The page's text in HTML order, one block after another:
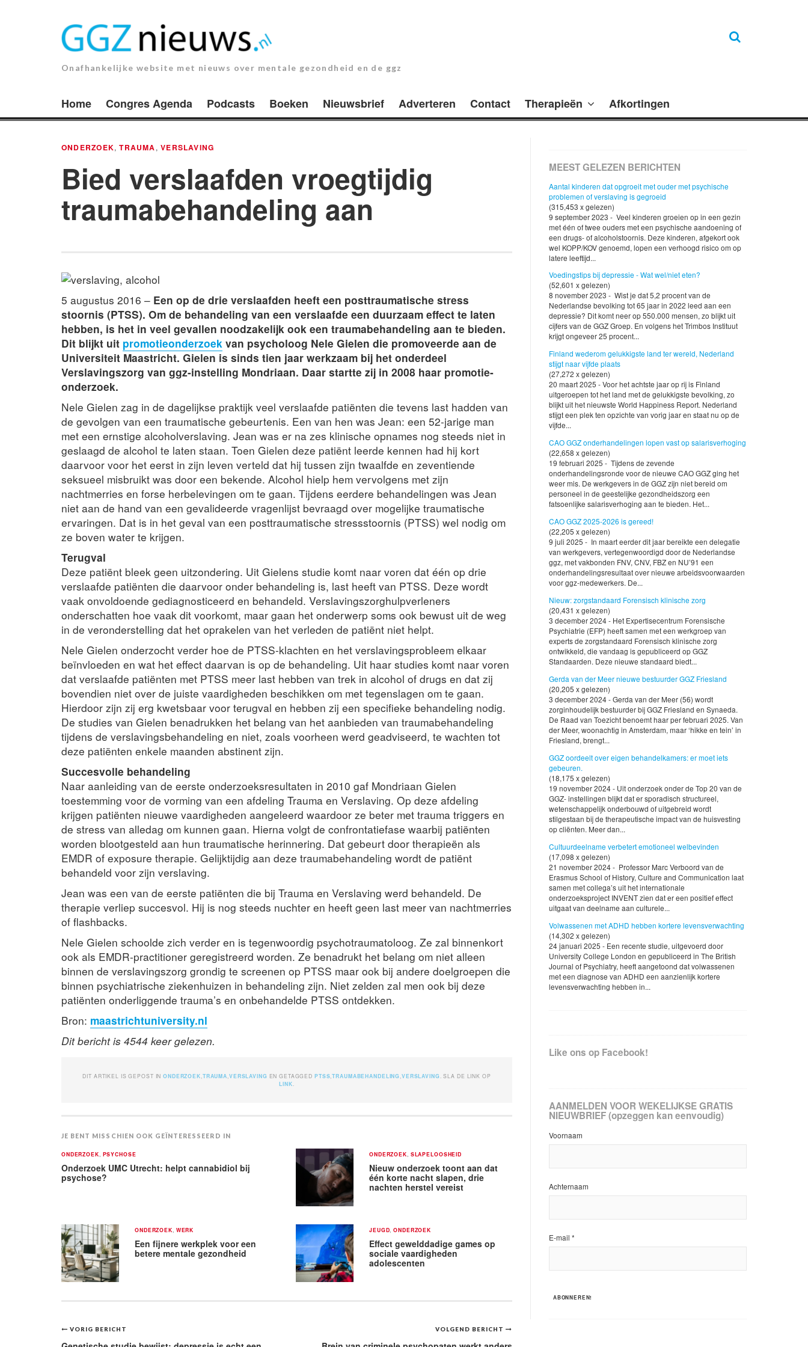
Onafhankelijke website met nieuws over mentale gezondheid en de ggz
Home Congres Agenda Podcasts Boeken Nieuwsbrief Adverteren Contact Therapieën Afkortingen
ONDERZOEK,TRAUMA ,VERSLAVING
Bied verslaafden vroegtijdig
traumabehandeling aan
5 augustus 2016 – Een op de drie verslaafden heeft een posttraumatische stress
stoornis (PTSS). Om de behandeling van een verslaafde een duurzaam effect te laten
hebben, is het in veel gevallen noodzakelijk ook een traumabehandeling aan te bieden.
Dit blijkt uit promotieonderzoek van psycholoog Nele Gielen die promoveerde aan de
Universiteit Maastricht. Gielen is sinds tien jaar werkzaam bij het onderdeel
Verslavingszorg van ggz-instelling Mondriaan. Daar startte zij in 2008 haar promotie-
onderzoek.
Nele Gielen zag in de dagelijkse praktijk veel verslaafde patiënten die tevens last hadden van
de gevolgen van een traumatische gebeurtenis. Een van hen was Jean: een 52-jarige man
met een ernstige alcoholverslaving. Jean was er na zes klinische opnames nog steeds niet in
geslaagd de alcohol te laten staan. Toen Gielen deze patiënt leerde kennen had hij kort
daarvoor voor het eerst in zijn leven verteld dat hij tussen zijn twaalfde en zeventiende
seksueel misbruikt was door een bekende. Alcohol hielp hem vervolgens met zijn
nachtmerries en forse herbelevingen om te gaan. Tijdens eerdere behandelingen was Jean
niet aan de hand van een gevalideerde vragenlijst bevraagd over mogelijke traumatische
ervaringen. Dat is in het geval van een posttraumatische stressstoornis (PTSS) wel nodig om
ze boven water te krijgen.
Terugval
Deze patiënt bleek geen uitzondering. Uit Gielens studie komt naar voren dat één op drie
verslaafde patiënten die daarvoor onder behandeling is, last heeft van PTSS. Deze wordt
vaak onvoldoende gediagnosticeerd en behandeld. Verslavingszorghulpverleners
onderschatten hoe vaak dit voorkomt, maar gaan het onderwerp soms ook bewust uit de weg
in de veronderstelling dat het oprakelen van het verleden de patiënt niet helpt.
Nele Gielen onderzocht verder hoe de PTSS-klachten en het verslavingsprobleem elkaar
beïnvloeden en wat het effect daarvan is op de behandeling. Uit haar studies komt naar voren
dat verslaafde patiënten met PTSS meer last hebben van trek in alcohol of drugs en dat zij
bovendien niet over de juiste vaardigheden beschikken om met tegenslagen om te gaan.
Hierdoor zijn zij erg kwetsbaar voor terugval en hebben zij een specifieke behandeling nodig.
De studies van Gielen benadrukken het belang van het aanbieden van traumabehandeling
tijdens de verslavingsbehandeling en niet, zoals voorheen werd geadviseerd, te wachten tot
deze patiënten enkele maanden abstinent zijn.
Succesvolle behandeling
Naar aanleiding van de eerste onderzoeksresultaten in 2010 gaf Mondriaan Gielen
toestemming voor de vorming van een afdeling Trauma en Verslaving. Op deze afdeling
krijgen patiënten nieuwe vaardigheden aangeleerd waardoor ze beter met trauma triggers en
de stress van alledag om kunnen gaan. Hierna volgt de confrontatiefase waarbij patiënten
worden blootgesteld aan hun traumatische herinnering. Dat gebeurt door therapieën als
EMDR of exposure therapie. Gelijktijdig aan deze traumabehandeling wordt de patiënt
behandeld voor zijn verslaving.
Jean was een van de eerste patiënten die bij Trauma en Verslaving werd behandeld. De
therapie verliep succesvol. Hij is nog steeds nuchter en heeft geen last meer van nachtmerries
of flashbacks.
Nele Gielen schoolde zich verder en is tegenwoordig psychotraumatoloog. Ze zal binnenkort
ook als EMDR-practitioner geregistreerd worden. Ze benadrukt het belang om niet alleen
binnen de verslavingszorg grondig te screenen op PTSS maar ook bij andere doelgroepen die
binnen psychiatrische ziekenhuizen in behandeling zijn. Niet zelden zal men ook bij deze
patiënten onderliggende trauma’s en onbehandelde PTSS ontdekken.
Bron: maastrichtuniversity.nl
Dit bericht is 4544 keer gelezen.
DIT ARTIKEL IS GEPOST INONDERZOEK TRAUMA VERSLAVING EN GETAGGED PTSS ,TRAUMABEHANDELING ,VERSLAVING . SLA DE LINK OP
LINK
JE BENT MISSCHIEN OOK GEÏNTERESSEERD IN
ONDERZOEK PSYCHOSE
Onderzoek UMC Utrecht: helpt cannabidiol bij
psychose?
ONDERZOEK SLAPELOOSHEID
Nieuw onderzoek toont aan dat
één korte nacht slapen, drie
nachten herstel vereist
ONDERZOEK WERK
Een fijnere werkplek voor een
betere mentale gezondheid
JEUGD ,ONDERZOEK
Effect gewelddadige games op
sociale vaardigheden
adolescenten
Bericht VOLGEND BERICHT
VORIG BERICHT
MEEST GELEZEN BERICHTEN
Aantal kinderen dat opgroeit met ouder met psychische
problemen of verslaving is gegroeid
(315,453 x gelezen)
9 september 2023 - Veel kinderen groeien op in een gezin
met één of twee ouders met een psychische aandoening of
een drugs- of alcoholstoornis. Deze kinderen, afgekort ook
wel KOPP/KOV genoemd, lopen een verhoogd risico om op
latere leeftijd...
Voedingstips bij depressie - Wat wel/niet eten?
(52,601 x gelezen)
8 november 2023 - Wist je dat 5,2 procent van de
Nederlandse bevolking tot 65 jaar in 2022 leed aan een
depressie? Dit komt neer op 550.000 mensen, zo blijkt uit
cijfers van de GGZ Groep. En volgens het Trimbos Instituut
krijgt ongeveer 25 procent...
Finland wederom gelukkigste land ter wereld, Nederland
stijgt naar vijfde plaats
(27,272 x gelezen)
20 maart 2025 - Voor het achtste jaar op rij is Finland
uitgeroepen tot het land met de gelukkigste bevolking, zo
blijkt uit het nieuwste World Happiness Report. Nederland
stijgt een plek ten opzichte van vorig jaar en staat nu op de
vijfde...
CAO GGZ onderhandelingen lopen vast op salarisverhoging
(22,658 x gelezen)
19 februari 2025 - Tijdens de zevende
onderhandelingsronde voor de nieuwe CAO GGZ ging het
weer mis. De werkgevers in de GGZ zijn niet bereid om
personeel in de geestelijke gezondheidszorg een
fatsoenlijke salarisverhoging aan te bieden. Het...
CAO GGZ 2025-2026 is gereed!
(22,205 x gelezen)
9 juli 2025 - In maart eerder dit jaar bereikte een delegatie
van werkgevers, vertegenwoordigd door de Nederlandse
ggz, met vakbonden FNV, CNV, FBZ en NU’91 een
onderhandelingsresultaat over nieuwe arbeidsvoorwaarden
voor ggz-medewerkers. De...
Nieuw: zorgstandaard Forensisch klinische zorg
(20,431 x gelezen)
3 december 2024 - Het Expertisecentrum Forensische
Psychiatrie (EFP) heeft samen met een werkgroep van
experts de zorgstandaard Forensisch klinische zorg
ontwikkeld, die vandaag is gepubliceerd op GGZ
Standaarden. Deze nieuwe standaard biedt...
Gerda van der Meer nieuwe bestuurder GGZ Friesland
(20,205 x gelezen)
3 december 2024 - Gerda van der Meer (56) wordt
zorginhoudelijk bestuurder bij GGZ Friesland en Synaeda.
De Raad van Toezicht benoemt haar per februari 2025. Van
der Meer, woonachtig in Amsterdam, maar ‘hikke en tein’ in
Friesland, brengt...
GGZ oordeelt over eigen behandelkamers: er moet iets
gebeuren.
(18,175 x gelezen)
19 november 2024 - Uit onderzoek onder de Top 20 van de
GGZ- instellingen blijkt dat er sporadisch structureel,
wetenschappelijk onderbouwd of uitgebreid wordt
stilgestaan bij de therapeutische impact van de huisvesting
op cliënten. Meer dan...
Cultuurdeelname verbetert emotioneel welbevinden
(17,098 x gelezen)
21 november 2024 - Professor Marc Verboord van de
Erasmus School of History, Culture and Communication laat
samen met collega’s uit het internationale
onderzoeksproject INVENT zien dat er een positief effect
uitgaat van deelname aan culturele...
Volwassenen met ADHD hebben kortere levensverwachting
(14,302 x gelezen)
24 januari 2025 - Een recente studie, uitgevoerd door
University College London en gepubliceerd in The British
Journal of Psychiatry, heeft aangetoond dat volwassenen
met een diagnose van ADHD een aanzienlijk kortere
levensverwachting hebben in...
Like ons op Facebook!
AANMELDEN VOOR WEKELIJKSE GRATIS
NIEUWBRIEF (opzeggen kan eenvoudig)
Voornaam
Achternaam
E-mail *